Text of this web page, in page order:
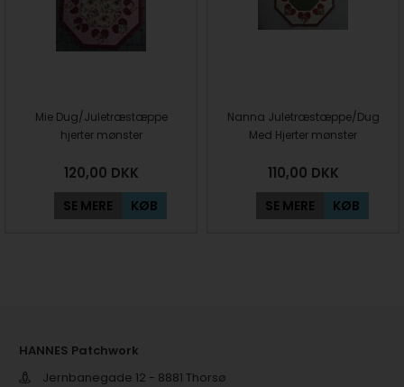
Mie Dug/Juletræstæppe
hjerter mønster
120,00 DKK
SE MERE KØB
Nanna Juletræstæppe/Dug
Med Hjerter mønster
110,00 DKK
SE MERE KØB
HANNES Patchwork
Jernbanegade 12 - 8881 Thorsø